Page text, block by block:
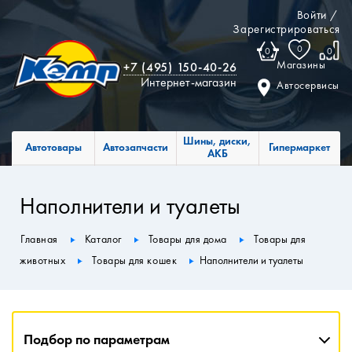
Войти /
Зарегистрироваться
0 0 0
Магазины
Автосервисы
+7 (495) 150-40-26
Интернет-магазин
Автотовары Автозапчасти
Шины, диски,
АКБ
Гипермаркет
Наполнители и туалеты
Главная Каталог Товары для дома
Товары для
животных
Товары для кошек Наполнители и туалеты
Подбор по параметрам